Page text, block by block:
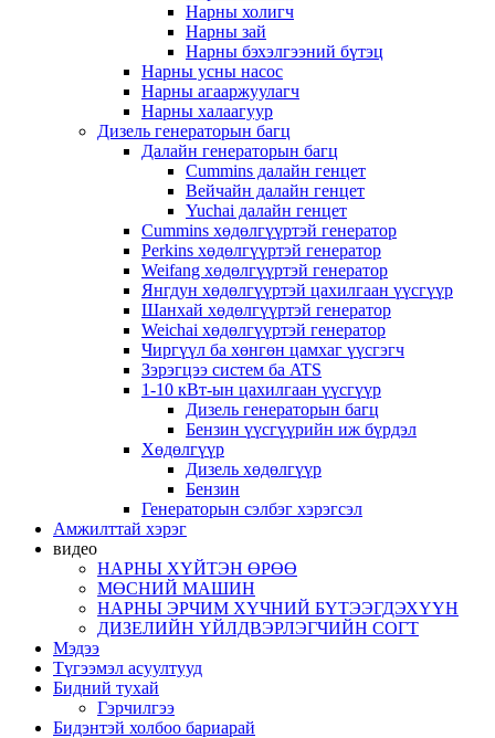
Нарны холигч
Нарны зай
Нарны бэхэлгээний бүтэц
Нарны усны насос
Нарны агааржуулагч
Нарны халаагуур
Дизель генераторын багц
Далайн генераторын багц
Cummins далайн генцет
Вейчайн далайн генцет
Yuchai далайн генцет
Cummins хөдөлгүүртэй генератор
Perkins хөдөлгүүртэй генератор
Weifang хөдөлгүүртэй генератор
Янгдун хөдөлгүүртэй цахилгаан үүсгүүр
Шанхай хөдөлгүүртэй генератор
Weichai хөдөлгүүртэй генератор
Чиргүүл ба хөнгөн цамхаг үүсгэгч
Зэрэгцээ систем ба ATS
1-10 кВт-ын цахилгаан үүсгүүр
Дизель генераторын багц
Бензин үүсгүүрийн иж бүрдэл
Хөдөлгүүр
Дизель хөдөлгүүр
Бензин
Генераторын сэлбэг хэрэгсэл
Амжилттай хэрэг
видео
НАРНЫ ХҮЙТЭН ӨРӨӨ
МӨСНИЙ МАШИН
НАРНЫ ЭРЧИМ ХҮЧНИЙ БҮТЭЭГДЭХҮҮН
ДИЗЕЛИЙН ҮЙЛДВЭРЛЭГЧИЙН СОГТ
Мэдээ
Түгээмэл асуултууд
Бидний тухай
Гэрчилгээ
Бидэнтэй холбоо бариарай